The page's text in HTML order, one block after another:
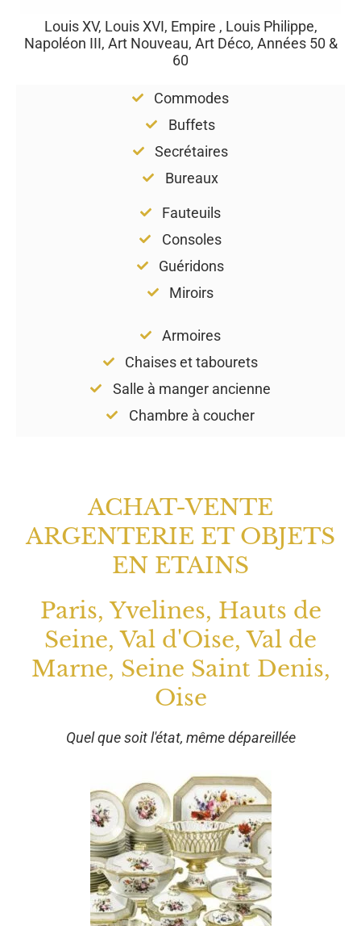
Louis XV, Louis XVI, Empire , Louis Philippe,
Napoléon III, Art Nouveau, Art Déco, Années 50 &
60
Commodes
Buffets
Secrétaires
Bureaux
Fauteuils
Consoles
Guéridons
Miroirs
Armoires
Chaises et tabourets
Salle à manger ancienne
Chambre à coucher
ACHAT-VENTE
ARGENTERIE ET OBJETS
EN ETAINS
Paris, Yvelines, Hauts de
Seine, Val d'Oise, Val de
Marne, Seine Saint Denis,
Oise
Quel que soit l'état, même dépareillée